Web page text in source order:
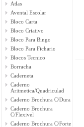
Atlas
Avental Escolar
Bloco Carta
Bloco Criativo
Bloco Para Bingo
Bloco Para Fichario
Blocos Tecnico
Borracha
Caderneta
Caderno
Aritmetica/Quadriculad
Caderno Brochura C/Dura
Caderno Brochura
C/Flexivel
Caderno Brochura C/Forte